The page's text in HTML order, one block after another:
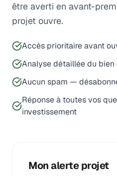
être averti en avant-
projet ouvre.
Accès prioritaire avant
Analyse détaillée du
Aucun spam —
Réponse à toutes vos
investissement
Mon alerte projet